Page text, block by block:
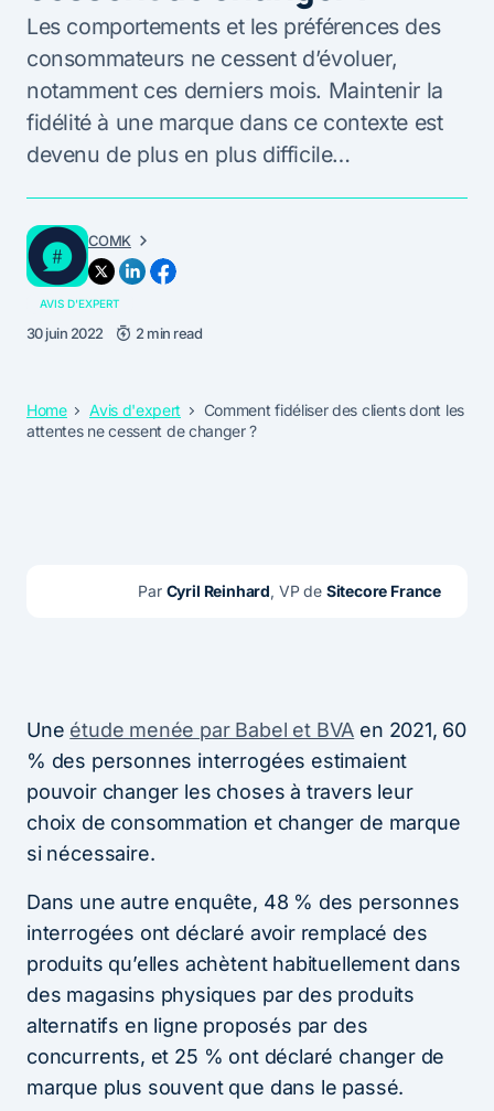
Les comportements et les préférences des
consommateurs ne cessent d’évoluer,
notamment ces derniers mois. Maintenir la
fidélité à une marque dans ce contexte est
devenu de plus en plus difficile…
COMK
AVIS D'EXPERT
30 juin 2022 2 min read
Home Avis d'expert
Comment fidéliser des clients dont les
attentes ne cessent de changer ?
Par Cyril Reinhard, VP de Sitecore France
Une étude menée par Babel et BVA en 2021, 60
% des personnes interrogées estimaient
pouvoir changer les choses à travers leur
choix de consommation et changer de marque
si nécessaire.
Dans une autre enquête, 48 % des personnes
interrogées ont déclaré avoir remplacé des
produits qu’elles achètent habituellement dans
des magasins physiques par des produits
alternatifs en ligne proposés par des
concurrents, et 25 % ont déclaré changer de
marque plus souvent que dans le passé.